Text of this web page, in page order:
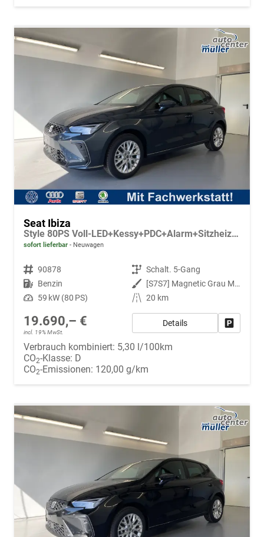
Seat Ibiza
Style 80PS Voll-LED+Kessy+PDC+Alarm+Sitzheizung+Kamera+App-Connect
sofort lieferbar Neuwagen
Fahrzeugnr. 90878 Getriebe Schalt. 5-Gang
Kraftstoff Benzin Außenfarbe
[S7S7] Magnetic Grau Metallic
Leistung 59 kW (80 PS) Kilometerstand 20 km
19.690,– €
incl. 19% MwSt.
Details
Verbrauch kombiniert: 5,30 l/100km
CO2-Klasse: D
CO2-Emissionen: 120,00 g/km